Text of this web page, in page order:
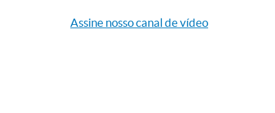
Assine nosso canal de vídeo